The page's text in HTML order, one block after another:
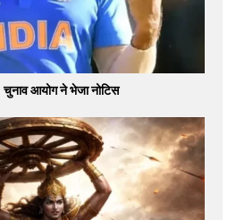
चुनाव आयोग ने भेजा नोटिस